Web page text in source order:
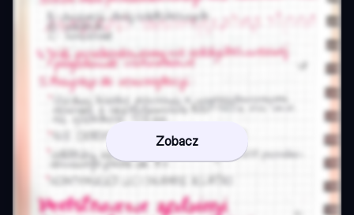
Zobacz